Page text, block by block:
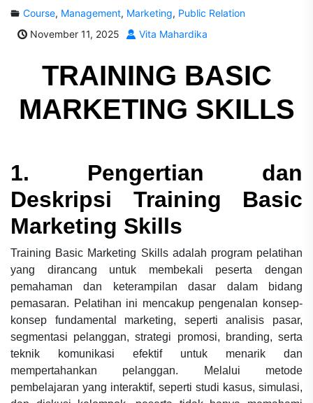
Course, Management, Marketing, Public Relation
November 11, 2025
Vita Mahardika
TRAINING BASIC
MARKETING SKILLS
1. Pengertian dan
Deskripsi Training Basic
Marketing Skills
Training Basic Marketing Skills adalah program pelatihan
yang dirancang untuk membekali peserta dengan
pemahaman dan keterampilan dasar dalam bidang
pemasaran. Pelatihan ini mencakup pengenalan konsep-
konsep fundamental marketing, seperti analisis pasar,
segmentasi pelanggan, strategi promosi, branding, serta
teknik komunikasi efektif untuk menarik dan
mempertahankan pelanggan. Melalui metode
pembelajaran yang interaktif, seperti studi kasus, simulasi,